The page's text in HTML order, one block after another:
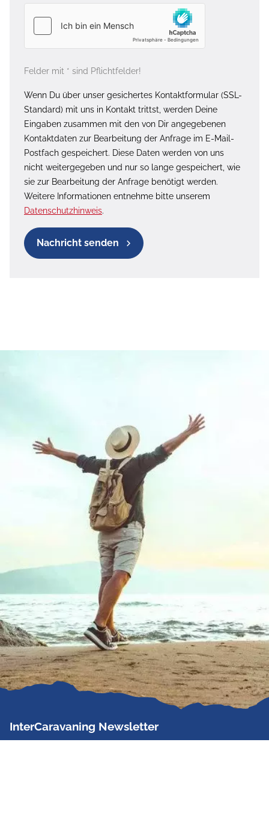
Felder mit * sind Pflichtfelder!
Wenn Du über unser gesichertes Kontaktformular (SSL-
Standard) mit uns in Kontakt trittst, werden Deine
Eingaben zusammen mit den von Dir angegebenen
Kontaktdaten zur Bearbeitung der Anfrage im E-Mail-
Postfach gespeichert. Diese Daten werden von uns
nicht weitergegeben und nur so lange gespeichert, wie
sie zur Bearbeitung der Anfrage benötigt werden.
Weitere Informationen entnehme bitte unserem
Datenschutzhinweis.
Nachricht senden
InterCaravaning Newsletter